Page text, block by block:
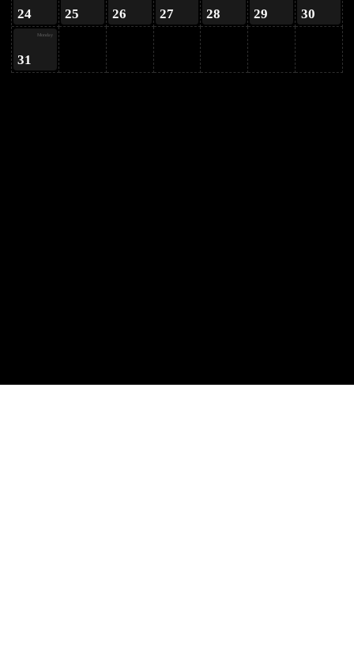
24 25 26 27 28 29 30
Monday
31